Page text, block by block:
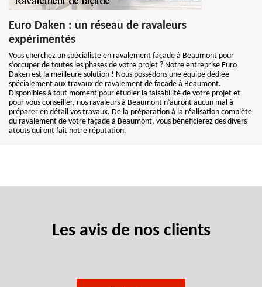
Euro Daken : un réseau de ravaleurs
expérimentés
Vous cherchez un spécialiste en ravalement façade à Beaumont pour
s’occuper de toutes les phases de votre projet ? Notre entreprise Euro
Daken est la meilleure solution ! Nous possédons une équipe dédiée
spécialement aux travaux de ravalement de façade à Beaumont.
Disponibles à tout moment pour étudier la faisabilité de votre projet et
pour vous conseiller, nos ravaleurs à Beaumont n’auront aucun mal à
préparer en détail vos travaux. De la préparation à la réalisation complète
du ravalement de votre façade à Beaumont, vous bénéficierez des divers
atouts qui ont fait notre réputation.
Les avis de nos clients